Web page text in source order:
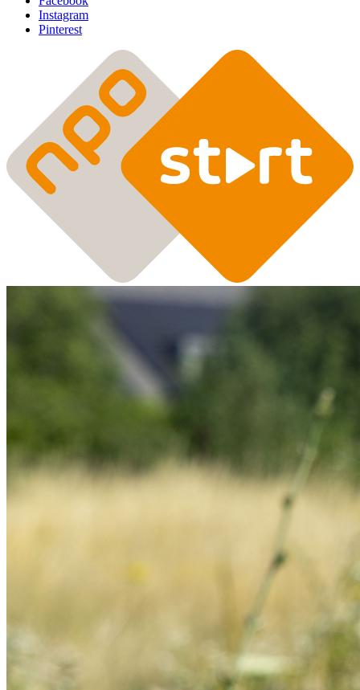
Instagram
Pinterest